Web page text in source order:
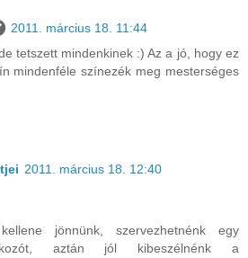
2011. március 18. 11:44
tetszett mindenkinek :) Az a jó, hogy ez
mindenféle színezék meg mesterséges
2011. március 18. 12:40
jönnünk, szervezhetnénk egy
aztán jól kibeszélnénk a